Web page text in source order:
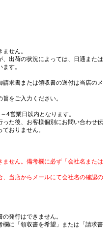
せん。
出荷の状況によっては、日通または
す。
求書または領収書の送付は当店のメ
をご入力ください。
4営業日以内となります。
った後、お客様個別にお問い合わせ伝
おりません。
せん。備考欄に必ず「会社名または
当店からメールにて会社名の確認の
発行はできません。
に「領収書を希望」または「請求書